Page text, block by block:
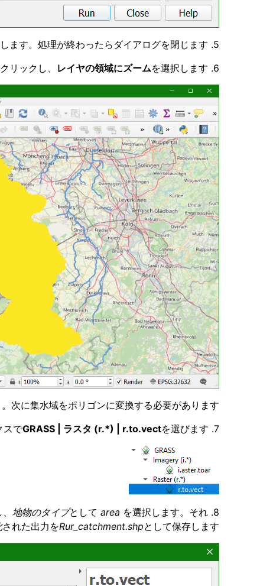
5.
ます。処理が終わったらダイアログを閉じます。
6.
リックし、 レイヤの領域にズームを選択します。
次に集水域をポリゴンに変換する必要があります。
7. プロセッシングツールボックスで
GRASS | ラスタ (r.*) | r.to.vectを選びます。
8.
地物のタイプとして area を選択します。それ
された出力をRur_catchment.shpとして保存します。